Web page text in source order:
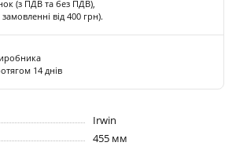
(з ПДВ та без ПДВ),
від 400 грн).
14 днів
Irwin
455 мм